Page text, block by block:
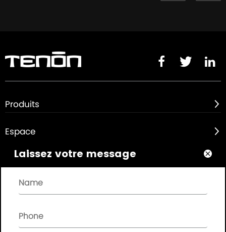
  
Produits 
Espace 
À propos de
Liens rapides
Laissez votre message 